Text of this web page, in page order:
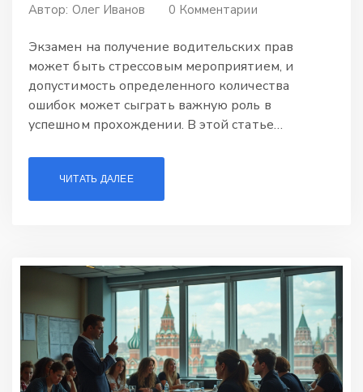
Автор: Олег Иванов 0 Комментарии
Экзамен на получение водительских прав
может быть стрессовым мероприятием, и
допустимость определенного количества
ошибок может сыграть важную роль в
успешном прохождении. В этой статье
экзамене по вождению. Мы также обсудим, на
что стоит обратить внимание, чтобы
минимизировать количество ошибок и
ЧИТАТЬ ДАЛЕЕ